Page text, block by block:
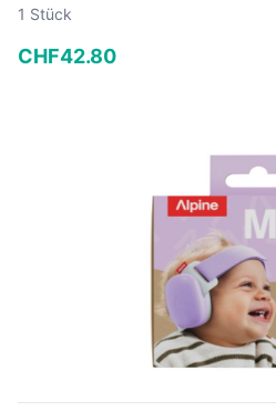
1 Stück
CHF42.80
In den